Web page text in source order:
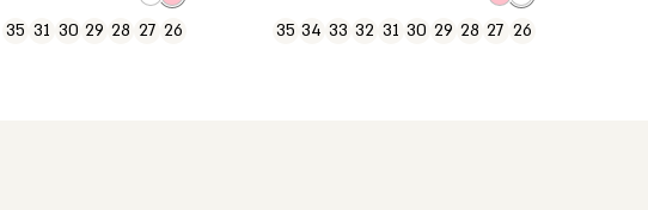
26
27
28
29
30
31
32
33
34
35
26
27
28
29
30
31
35